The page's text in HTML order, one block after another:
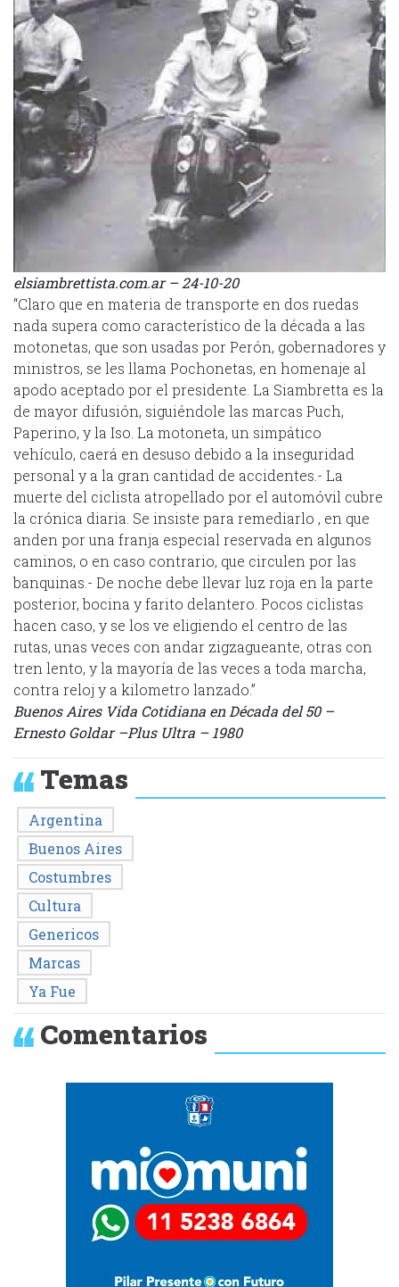
elsiambrettista.com.ar – 24-10-20
“Claro que en materia de transporte en dos ruedas
nada supera como característico de la década a las
motonetas, que son usadas por Perón, gobernadores y
ministros, se les llama Pochonetas, en homenaje al
apodo aceptado por el presidente. La Siambretta es la
de mayor difusión, siguiéndole las marcas Puch,
Paperino, y la Iso. La motoneta, un simpático
vehículo, caerá en desuso debido a la inseguridad
personal y a la gran cantidad de accidentes.- La
muerte del ciclista atropellado por el automóvil cubre
la crónica diaria. Se insiste para remediarlo , en que
anden por una franja especial reservada en algunos
caminos, o en caso contrario, que circulen por las
banquinas.- De noche debe llevar luz roja en la parte
posterior, bocina y farito delantero. Pocos ciclistas
hacen caso, y se los ve eligiendo el centro de las
rutas, unas veces con andar zigzagueante, otras con
tren lento, y la mayoría de las veces a toda marcha,
contra reloj y a kilometro lanzado.”
Buenos Aires Vida Cotidiana en Década del 50 –
Ernesto Goldar –Plus Ultra – 1980
Temas
Argentina
Buenos Aires
Costumbres
Cultura
Genericos
Marcas
Ya Fue
Comentarios